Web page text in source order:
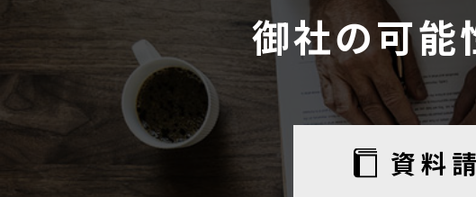
御社の可能
資料